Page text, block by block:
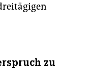
zu